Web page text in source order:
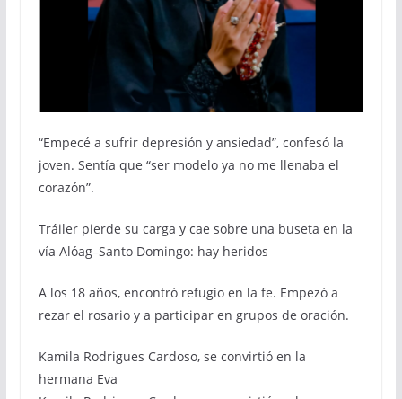
“Empecé a sufrir depresión y ansiedad”, confesó la
joven. Sentía que “ser modelo ya no me llenaba el
corazón”.
Tráiler pierde su carga y cae sobre una buseta en la
vía Alóag–Santo Domingo: hay heridos
A los 18 años, encontró refugio en la fe. Empezó a
rezar el rosario y a participar en grupos de oración.
Kamila Rodrigues Cardoso, se convirtió en la
hermana Eva